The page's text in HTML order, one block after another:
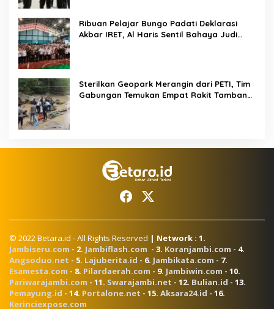
Ribuan Pelajar Bungo Padati Deklarasi
Akbar IRET, Al Haris Sentil Bahaya Judi
Sterilkan Geopark Merangin dari PETI, Tim
Gabungan Temukan Empat Rakit Tambang
© 2022 Betara.id - All Rights Reserved | Network : 1.
Jambiseru.com - 2. Jambiflash.com - 3. Koranjambi.com - 4.
Angsoduo.net - 5. Lajuberita.id - 6. Jambikata.com - 7.
Esamesta.com - 8. Pilardaerah.com - 9. Jambiwin.com - 10.
Pariwarajambi.com - 11. Swarajambi.net - 12. Bulian.id - 13.
Pemayung.id - 14. Portalone.net - 15. Aksara24.id - 16.
Kerinciexpose.com